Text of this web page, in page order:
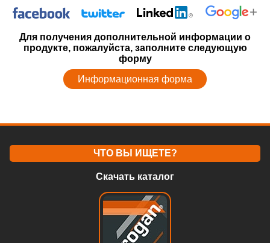
Для получения дополнительной информации о
продукте, пожалуйста, заполните следующую
форму
Информационная форма
ЧТО ВЫ ИЩЕТЕ?
Скачать каталог